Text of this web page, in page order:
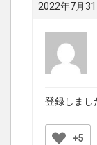
2022年7月31
登録しまし
+5